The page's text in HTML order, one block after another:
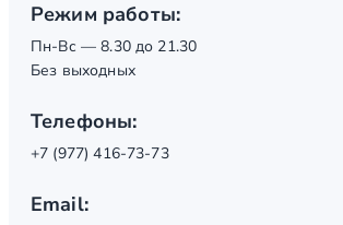
Режим работы:
Пн-Вс — 8.30 до 21.30
Без выходных
Телефоны:
+7 (977) 416-73-73
Email: